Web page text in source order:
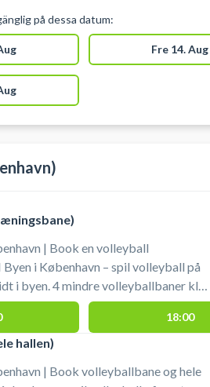
på dessa datum:
Fre 14. Aug
| Book en volleyball
i København – spil volleyball på
i byen. 4 mindre volleyballbaner klar
hos DGI Byen. DGI Byen
1704 København V, byder udover leje
også på muligheden for at leje en
18:00
hallen)
| Book volleyballbane og hele